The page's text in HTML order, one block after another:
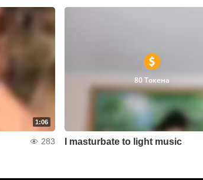
1:06
283
80 Токена
I masturbate to light music